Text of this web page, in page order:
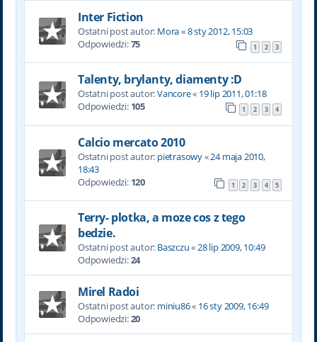
Inter Fiction
Ostatni post autor: Mora«8 sty 2012, 15:03
Odpowiedzi:75 1 2 3
Talenty, brylanty, diamenty :D
Ostatni post autor:Vancore« 19 lip 2011, 01:18
Odpowiedzi: 105 1 2 3 4
Calcio mercato 2010
Ostatni post autor: pietrasowy«24 maja 2010,
18:43
Odpowiedzi: 120 1 2 3 4 5
Terry- plotka, a moze cos z tego
bedzie.
Ostatni post autor: Baszczu«28 lip 2009, 10:49
Odpowiedzi:24
Mirel Radoi
Ostatni post autor: miniu86« 16 sty 2009, 16:49
Odpowiedzi:20